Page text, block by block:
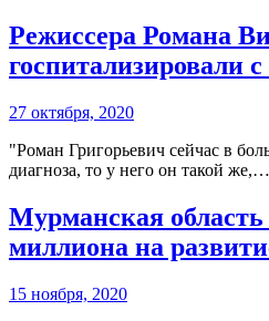
Режиссера Романа
госпитализировали
27 октября, 2020
"Роман Григорьевич сейчас в
диагноза, то у него он такой же,…
Мурманская область
миллиона на
15 ноября, 2020